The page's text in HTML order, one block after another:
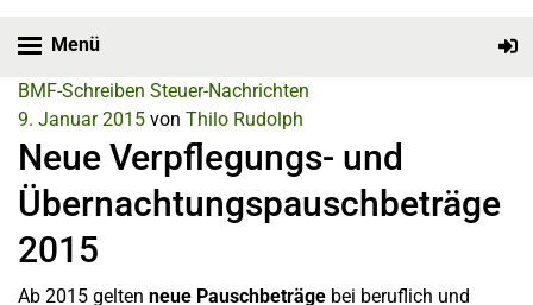
Menü
BMF-Schreiben Steuer-Nachrichten
9. Januar 2015 von Thilo Rudolph
Neue Verpflegungs- und
Übernachtungspauschbeträge
2015
Ab 2015 gelten neue Pauschbeträge bei beruflich und